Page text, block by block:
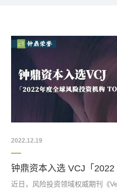
2022.12.19
近日，风险投资领域权威期刊《